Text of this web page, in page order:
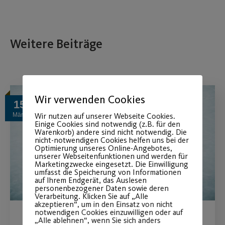
Weitere Beiträge
15
März
Wir verwenden Cookies
Wir nutzen auf unserer Webseite Cookies.
Einige Cookies sind notwendig (z.B. für den
Warenkorb) andere sind nicht notwendig. Die
nicht-notwendigen Cookies helfen uns bei der
Optimierung unseres Online-Angebotes,
unserer Webseitenfunktionen und werden für
Marketingzwecke eingesetzt. Die Einwilligung
umfasst die Speicherung von Informationen
auf Ihrem Endgerät, das Auslesen
personenbezogener Daten sowie deren
Verarbeitung. Klicken Sie auf „Alle
akzeptieren“, um in den Einsatz von nicht
notwendigen Cookies einzuwilligen oder auf
„Alle ablehnen“, wenn Sie sich anders